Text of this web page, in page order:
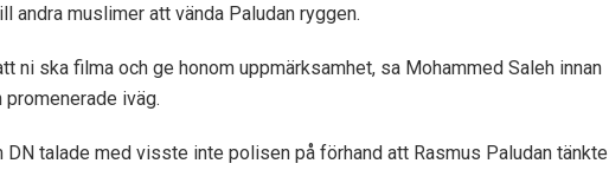
andra muslimer att vända Paludan ryggen.
ni ska filma och ge honom uppmärksamhet, sa Mohammed Saleh innan
iväg.
talade med visste inte polisen på förhand att Rasmus Paludan tänkte